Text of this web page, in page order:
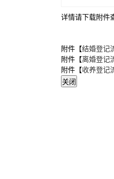
详情请下载附件
附件【结婚登记
附件【离婚登记
附件【收养登记